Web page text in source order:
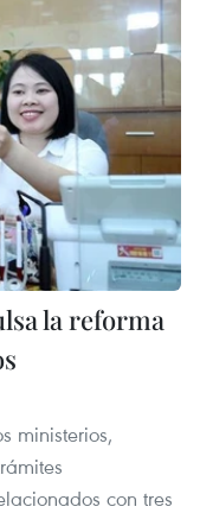
la reforma
ministerios,
con tres